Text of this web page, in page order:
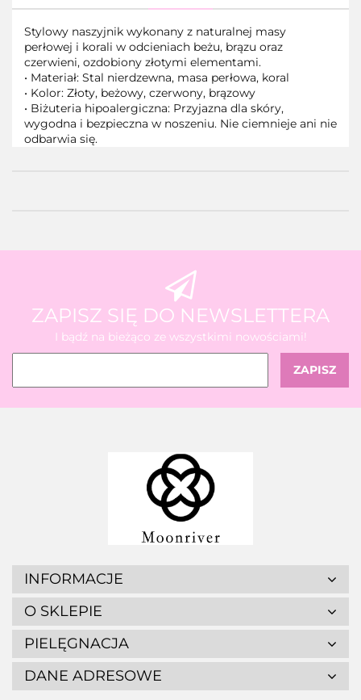
Stylowy naszyjnik wykonany z naturalnej masy
perłowej i korali w odcieniach beżu, brązu oraz
czerwieni, ozdobiony złotymi elementami.
• Materiał: Stal nierdzewna, masa perłowa, koral
• Kolor: Złoty, beżowy, czerwony, brązowy
• Biżuteria hipoalergiczna: Przyjazna dla skóry,
wygodna i bezpieczna w noszeniu. Nie ciemnieje ani nie
odbarwia się.
ZAPISZ SIĘ DO NEWSLETTERA
I bądź na bieżąco ze wszystkimi nowościami!
INFORMACJE
O SKLEPIE
PIELĘGNACJA
DANE ADRESOWE